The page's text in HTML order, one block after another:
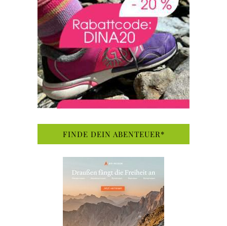
FINDE DEIN ABENTEUER*